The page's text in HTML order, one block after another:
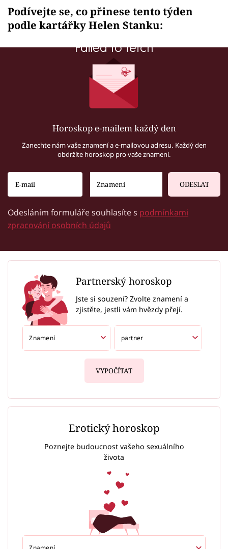
Podívejte se, co přinese tento týden
podle kartářky Helen Stanku:
Failed to fetch
Horoskop e-mailem každý den
Zanechte nám vaše znamení a e-mailovou adresu. Každý den
obdržíte horoskop pro vaše znamení.
ODESLAT
Odesláním formuláře souhlasíte s podmínkami
zpracování osobních údajů
Partnerský horoskop
Jste si souzení? Zvolte znamení a
zjistěte, jestli vám hvězdy přejí.
VYPOČÍTAT
Erotický horoskop
Poznejte budoucnost vašeho sexuálního
života